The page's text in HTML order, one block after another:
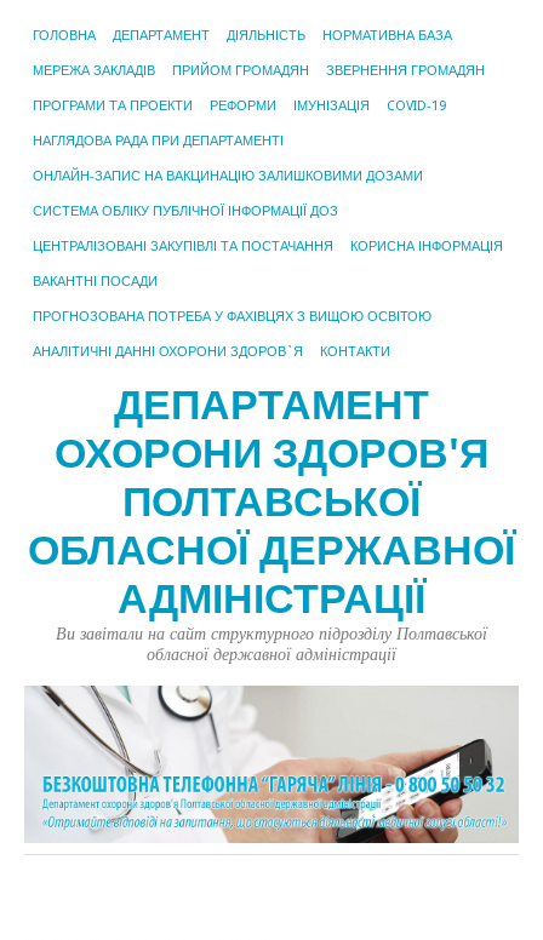
ГОЛОВНА ДЕПАРТАМЕНТ ДІЯЛЬНІСТЬ НОРМАТИВНА БАЗА
МЕРЕЖА ЗАКЛАДІВ ПРИЙОМ ГРОМАДЯН ЗВЕРНЕННЯ ГРОМАДЯН
ПРОГРАМИ ТА ПРОЕКТИ РЕФОРМИ ІМУНІЗАЦІЯ COVID-19
НАГЛЯДОВА РАДА ПРИ ДЕПАРТАМЕНТІ
ОНЛАЙН-ЗАПИС НА ВАКЦИНАЦІЮ ЗАЛИШКОВИМИ ДОЗАМИ
СИСТЕМА ОБЛІКУ ПУБЛІЧНОЇ ІНФОРМАЦІЇ ДОЗ
ЦЕНТРАЛІЗОВАНІ ЗАКУПІВЛІ ТА ПОСТАЧАННЯ КОРИСНА ІНФОРМАЦІЯ
ВАКАНТНІ ПОСАДИ
ПРОГНОЗОВАНА ПОТРЕБА У ФАХІВЦЯХ З ВИЩОЮ ОСВІТОЮ
АНАЛІТИЧНІ ДАННІ ОХОРОНИ ЗДОРОВ`Я КОНТАКТИ
ДЕПАРТАМЕНТ
ОХОРОНИ ЗДОРОВ'Я
ПОЛТАВСЬКОЇ
ОБЛАСНОЇ ДЕРЖАВНОЇ
АДМІНІСТРАЦІЇ
Ви завітали на сайт структурного підрозділу Полтавської
обласної державної адміністрації